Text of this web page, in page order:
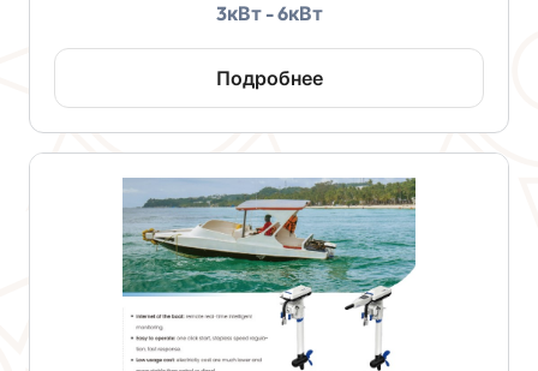
3кВт - 6кВт
Подробнее